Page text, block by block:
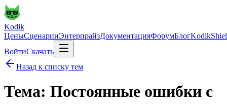
Kodik
ЦеныСценарииЭнтерпрайзДокументацияФорумБлог
ВойтиСкачать
Назад к списку тем
Тема: Постоянные ошибки с